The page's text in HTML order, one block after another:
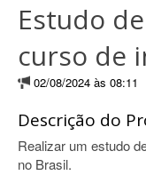
Estudo
curso de
02/08/2024 às 08:11
Descrição do
Realizar um estudo
no Brasil.